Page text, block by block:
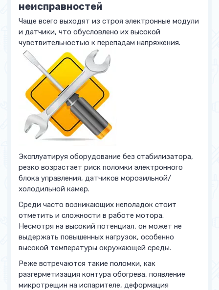
неисправностей
Чаще всего выходят из строя электронные модули
и датчики, что обусловлено их высокой
чувствительностью к перепадам напряжения.
Эксплуатируя оборудование без стабилизатора,
резко возрастает риск поломки электронного
блока управления, датчиков морозильной/
холодильной камер.
Среди часто возникающих неполадок стоит
отметить и сложности в работе мотора.
Несмотря на высокий потенциал, он может не
выдержать повышенных нагрузок, особенно
высокой температуры окружающей среды.
Реже встречаются такие поломки, как
разгерметизация контура обогрева, появление
микротрещин на испарителе, деформация